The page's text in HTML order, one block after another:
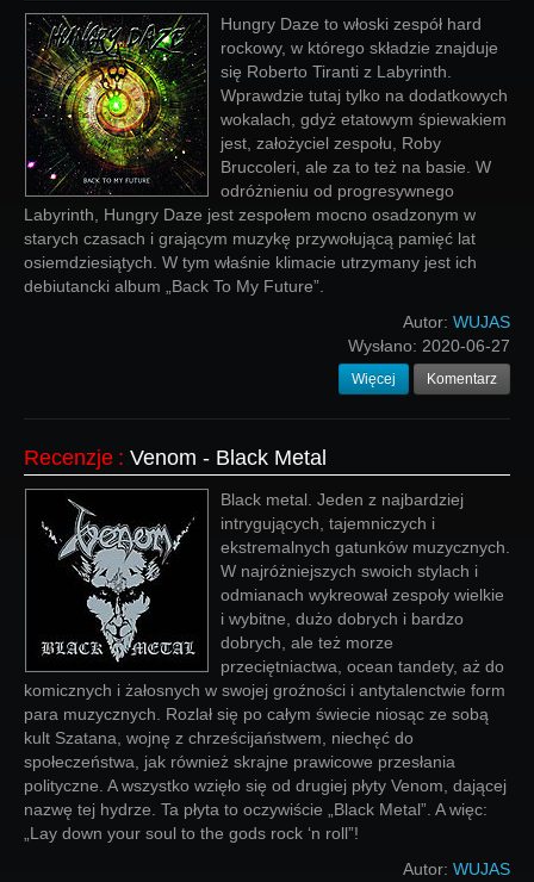
Hungry Daze to włoski zespół hard
rockowy, w którego składzie znajduje
się Roberto Tiranti z Labyrinth.
Wprawdzie tutaj tylko na dodatkowych
wokalach, gdyż etatowym śpiewakiem
jest, założyciel zespołu, Roby
Bruccoleri, ale za to też na basie. W
odróżnieniu od progresywnego
Labyrinth, Hungry Daze jest zespołem mocno osadzonym w
starych czasach i grającym muzykę przywołującą pamięć lat
osiemdziesiątych. W tym właśnie klimacie utrzymany jest ich
debiutancki album „Back To My Future”.
Autor: WUJAS
Wysłano: 2020-06-27
Więcej Komentarz
Recenzje : Venom - Black Metal
Black metal. Jeden z najbardziej
intrygujących, tajemniczych i
ekstremalnych gatunków muzycznych.
W najróżniejszych swoich stylach i
odmianach wykreował zespoły wielkie
i wybitne, dużo dobrych i bardzo
dobrych, ale też morze
przeciętniactwa, ocean tandety, aż do
komicznych i żałosnych w swojej groźności i antytalenctwie form
para muzycznych. Rozlał się po całym świecie niosąc ze sobą
kult Szatana, wojnę z chrześcijaństwem, niechęć do
społeczeństwa, jak również skrajne prawicowe przesłania
polityczne. A wszystko wzięło się od drugiej płyty Venom, dającej
nazwę tej hydrze. Ta płyta to oczywiście „Black Metal”. A więc:
„Lay down your soul to the gods rock ‘n roll”!
Autor: WUJAS